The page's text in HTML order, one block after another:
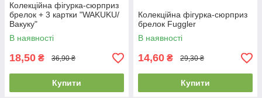
Колекційна фігурка-сюрприз
брелок + 3 картки "WAKUKU/
Вакуку"
В наявності
18,50 ₴ 36,90 ₴
Купити
Колекційна фігурка-сюрприз
брелок Fuggler
В наявності
14,60 ₴ 29,30 ₴
Купити